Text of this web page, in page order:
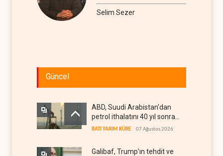
Selim Sezer
Güncel
ABD, Suudi Arabistan'dan
petrol ithalatını 40 yıl sonra
ilk kez durdurdu
BATI YARIM KÜRE 07 Ağustos 2026
Galibaf, Trump'ın tehdit ve